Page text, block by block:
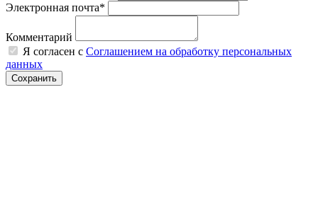
Электронная почта*
Комментарий
Я согласен с Соглашением на обработку персональных
данных